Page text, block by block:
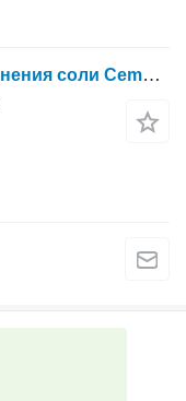
Пластиковый контейнер для хранения соли Cemo объемом 200 литров с откидной крышкой